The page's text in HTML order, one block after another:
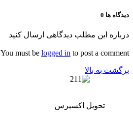
دیدگاه ها 0
درباره این مطلب دیدگاهی ارسال کنید
You must be logged in to post a comment.
برگشت به بالا
تحویل اکسپرس